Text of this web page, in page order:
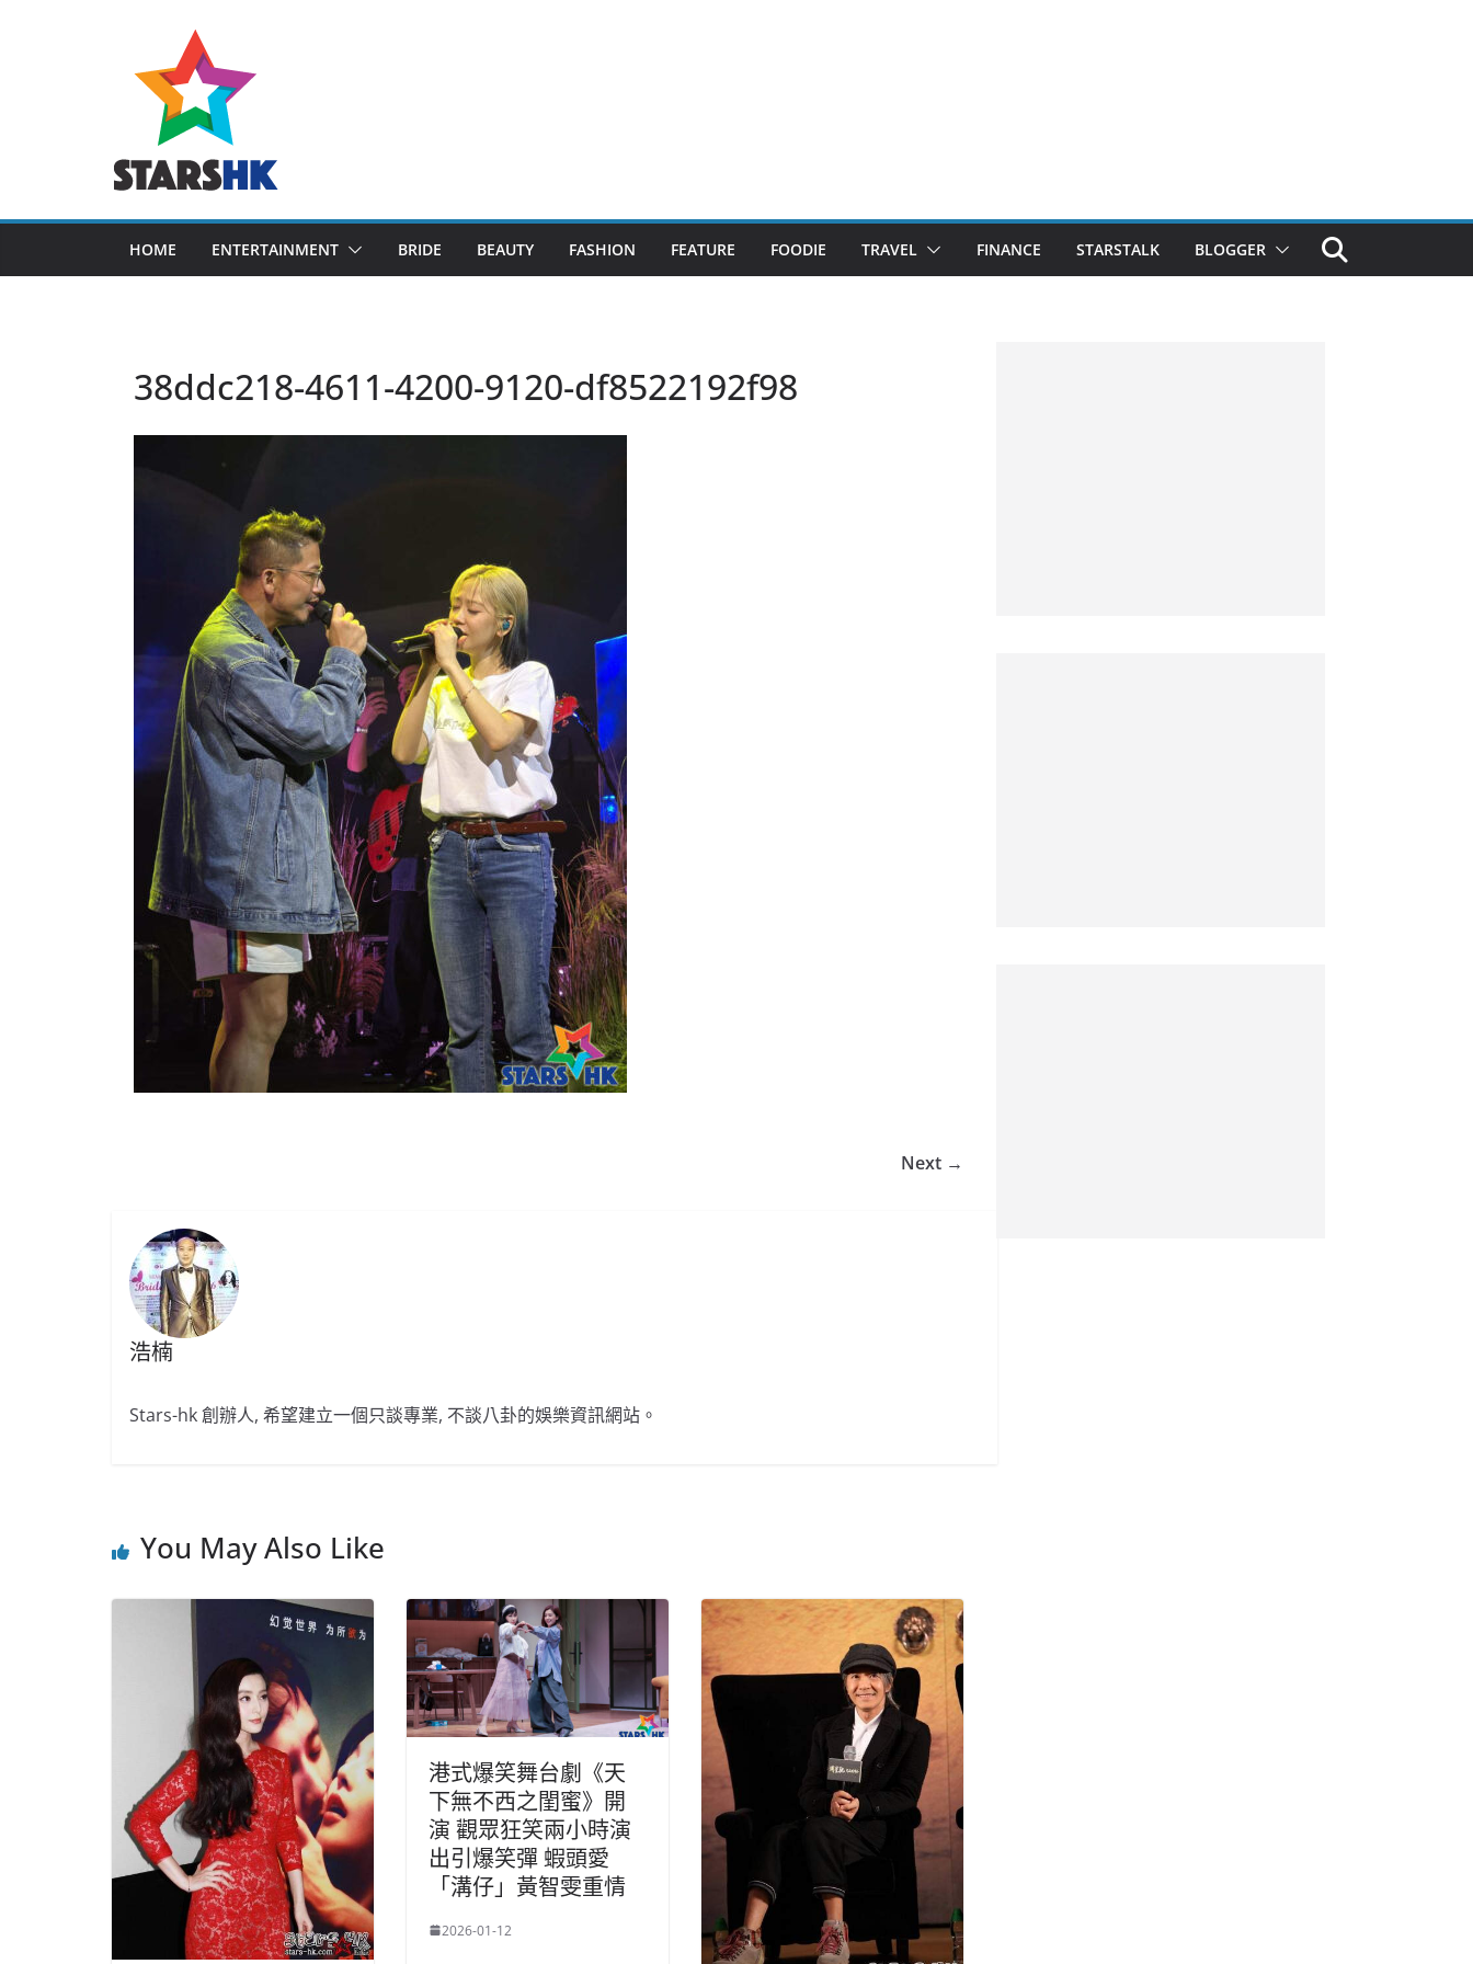
HOME ENTERTAINMENT BRIDE BEAUTY FASHION FEATURE FOODIE TRAVEL FINANCE STARSTALK BLOGGER
38ddc218-4611-4200-9120-df8522192f98
Next →
浩楠
Stars-hk 創辦人, 希望建立一個只談專業, 不談八卦的娛樂資訊網站。
You May Also Like
港式爆笑舞台劇《天
下無不西之閨蜜》開
演 觀眾狂笑兩小時演
出引爆笑彈 蝦頭愛
「溝仔」黃智雯重情
2026-01-12